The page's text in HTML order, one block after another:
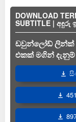
DOWNLOAD
SUBTITLE |
ඩවුන්ලෝඩ් ලින්ක්
එකක් මගින්